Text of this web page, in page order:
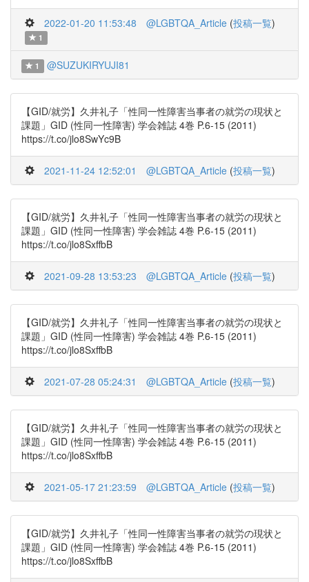
2022-01-20 11:53:48 @LGBTQA_Article (投稿一覧)
1
1 @SUZUKIRYUJI81
【GID/就労】久井礼子「性同一性障害当事者の就労の現状と
課題」GID (性同一性障害) 学会雑誌 4巻 P.6-15 (2011)
https://t.co/jlo8SwYc9B
2021-11-24 12:52:01 @LGBTQA_Article (投稿一覧)
【GID/就労】久井礼子「性同一性障害当事者の就労の現状と
課題」GID (性同一性障害) 学会雑誌 4巻 P.6-15 (2011)
https://t.co/jlo8SxffbB
2021-09-28 13:53:23 @LGBTQA_Article (投稿一覧)
【GID/就労】久井礼子「性同一性障害当事者の就労の現状と
課題」GID (性同一性障害) 学会雑誌 4巻 P.6-15 (2011)
https://t.co/jlo8SxffbB
2021-07-28 05:24:31 @LGBTQA_Article (投稿一覧)
【GID/就労】久井礼子「性同一性障害当事者の就労の現状と
課題」GID (性同一性障害) 学会雑誌 4巻 P.6-15 (2011)
https://t.co/jlo8SxffbB
2021-05-17 21:23:59 @LGBTQA_Article (投稿一覧)
【GID/就労】久井礼子「性同一性障害当事者の就労の現状と
課題」GID (性同一性障害) 学会雑誌 4巻 P.6-15 (2011)
https://t.co/jlo8SxffbB